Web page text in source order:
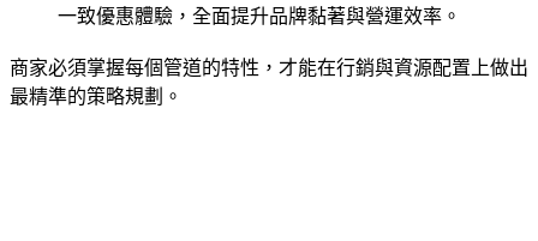
一致優惠體驗，全面提升品牌黏著與營運效率。
商家必須掌握每個管道的特性，才能在行銷與資源配置上做出
最精準的策略規劃。